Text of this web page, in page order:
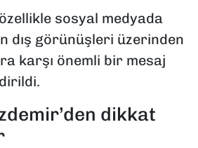
sosyal medyada
dış görünüşleri üzerinden
karşı önemli bir mesaj
dikkat